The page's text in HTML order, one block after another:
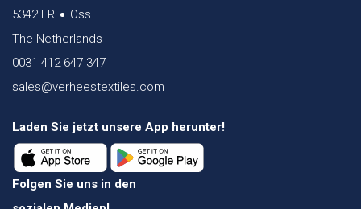
5342 LR
Oss
The Netherlands
0031 412 647 347
sales@verheestextiles.com
Laden Sie jetzt unsere App herunter!
Folgen Sie uns in den